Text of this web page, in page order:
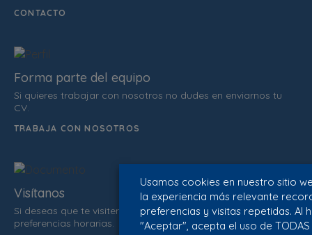
CONTACTO
Forma parte del equipo
Si quieres trabajar con nosotros no dudes en enviarnos tu
CV.
TRABAJA CON NOSOTROS
Visítanos
Si deseas que te visitemos, infórmanos de tus datos y
preferencias horarias.
Usamos cookies en nuestro sitio
la experiencia más relevante
preferencias y visitas repetidas. Al
"Aceptar", acepta el uso de